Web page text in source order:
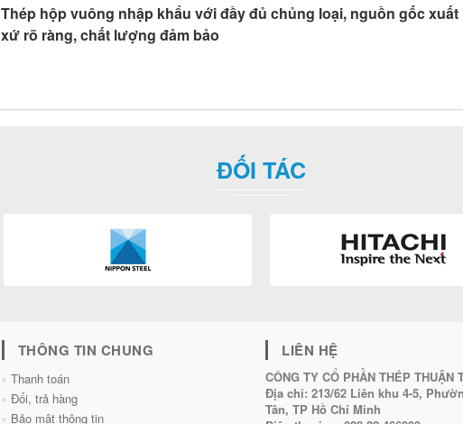
Thép hộp vuông nhập khẩu với đầy đủ chủng loại, nguồn gốc xuất
xứ rõ ràng, chất lượng đảm bảo
ĐỐI TÁC
THÔNG TIN CHUNG
Thanh toán
Đổi, trả hàng
Bảo mật thông tin
LIÊN HỆ
CÔNG TY CỔ PHẦN THÉP THUẬN
Địa chỉ: 213/62 Liên khu 4-5,
Tân, TP Hồ Chí Minh